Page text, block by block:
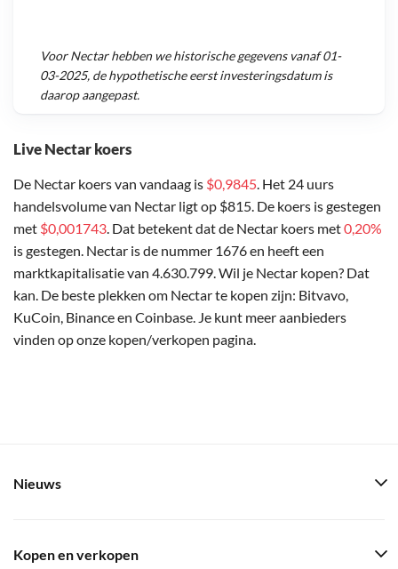
Live Nectar koers
De Nectar koers van vandaag is $0,9845. Het 24 uurs
handelsvolume van Nectar ligt op $815. De koers is gestegen
met $0,001743. Dat betekent dat de Nectar koers met0,20%
is gestegen. Nectar is de nummer 1676 en heeft een
marktkapitalisatie van 4.630.799. Wil je Nectar kopen? Dat
kan. De beste plekken om Nectar te kopen zijn: Bitvavo,
KuCoin, Binance en Coinbase. Je kunt meer aanbieders
vinden op onze kopen/verkopen pagina.
VoorNectarhebben we historische gegevens vanaf01-
03-2025, de hypothetische eerst investeringsdatum is
daarop aangepast.
Nieuws
Kopen en verkopen